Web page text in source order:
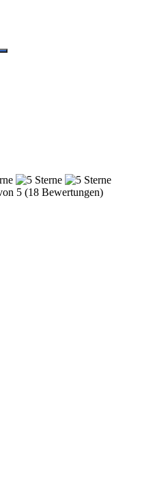
Suchen
5 (18 Bewertungen)